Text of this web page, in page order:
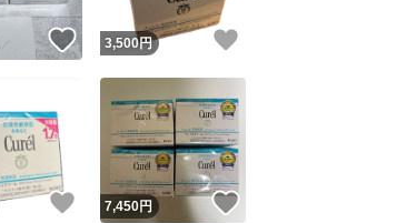
いいね！
3,500円
いいね！
7,450円